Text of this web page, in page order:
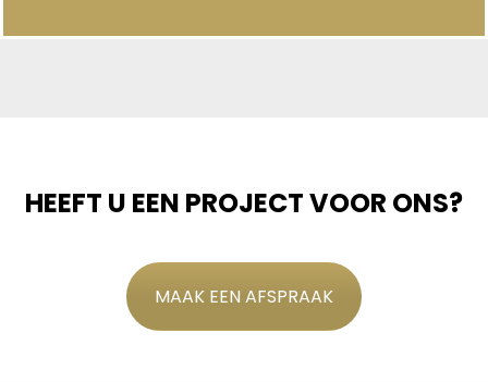
HEEFT U EEN PROJECT VOOR ONS?
MAAK EEN AFSPRAAK